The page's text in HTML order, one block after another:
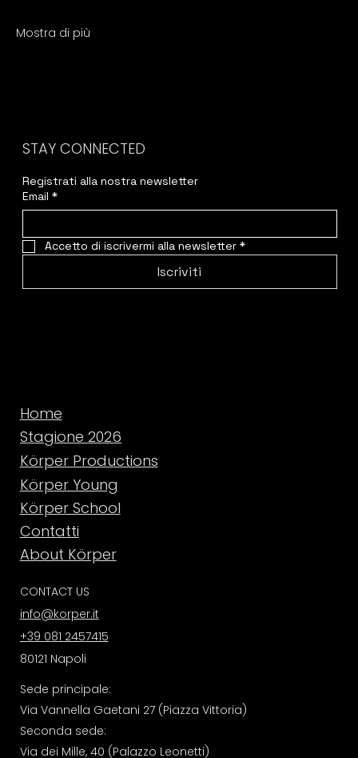
Mostra di più
STAY CONNECTED
Registrati alla nostra newsletter
Email *
Accetto di iscrivermi alla newsletter *
Iscriviti
Home
Stagione 2026
Körper Productions
Körper Young
Körper School
Contatti
About Körper
CONTACT US
info@korper.it
+39 081 2457415
Sede principale:
Via Vannella Gaetani 27 (Piazza Vittoria)
Seconda sede:
Via dei Mille, 40 (Palazzo Leonetti)
80121 Napoli